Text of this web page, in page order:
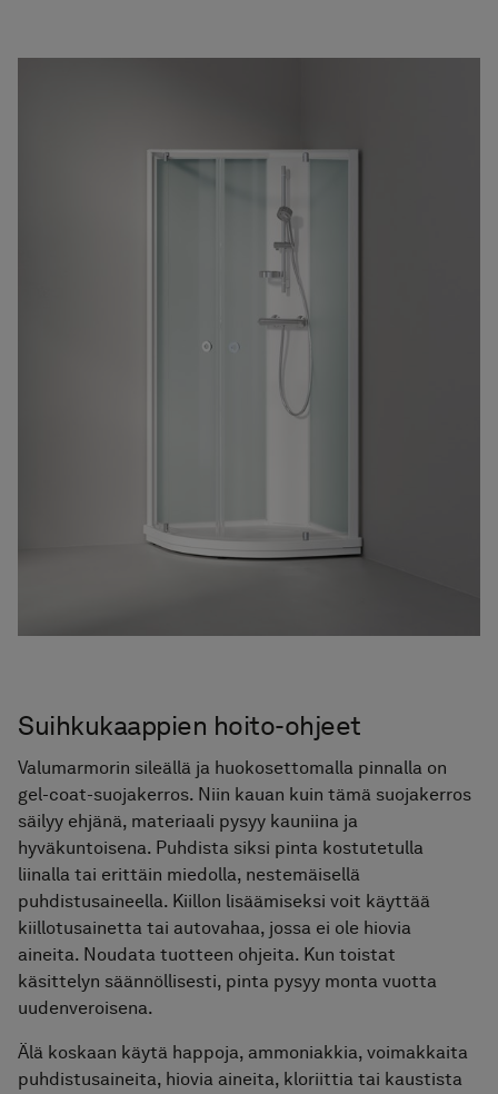
Suihkukaappien hoito-ohjeet
Valumarmorin sileällä ja huokosettomalla pinnalla on
gel-coat-suojakerros. Niin kauan kuin tämä suojakerros
säilyy ehjänä, materiaali pysyy kauniina ja
hyväkuntoisena. Puhdista siksi pinta kostutetulla
liinalla tai erittäin miedolla, nestemäisellä
puhdistusaineella. Kiillon lisäämiseksi voit käyttää
kiillotusainetta tai autovahaa, jossa ei ole hiovia
aineita. Noudata tuotteen ohjeita. Kun toistat
käsittelyn säännöllisesti, pinta pysyy monta vuotta
uudenveroisena.
Älä koskaan käytä happoja, ammoniakkia, voimakkaita
puhdistusaineita, hiovia aineita, kloriittia tai kaustista